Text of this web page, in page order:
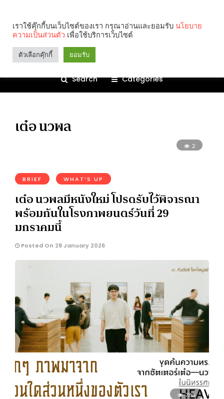
Search Categories
เต๋อ นวพล
2
BRIEF WHAT’S UP
เต๋อ นวพลมีหนังใหม่ โปรดรับไว้พิจารณา
พร้อมกันในโรงภาพยนตร์วันที่ 29
มกราคมนี้
Posted On 28 January 2026
783
เราใช้คุ๊กกี้บนเว็บไซต์ของเรา กรุณาอ่านและยอมรับ นโยบาย
ความเป็นส่วนตัว เพื่อใช้บริการเว็บไซต์
ตัวเลือกคุ๊กกี้ ยอมรับ